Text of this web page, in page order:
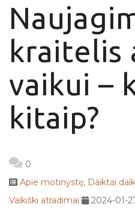
kraitelis
vaikui –
kitaip?
0
Apie motinystę, Daiktai
Vaikiški atradimai
2024-01-